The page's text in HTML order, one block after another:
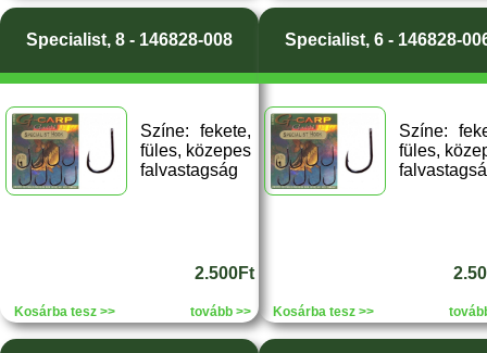
Specialist, 8 - 146828-008
Színe: fekete,
füles, közepes
falvastagság
2.500Ft
Kosárba tesz >> tovább >>
Specialist, 6 - 146828-
Színe:
füles,
Kosárba tesz >>